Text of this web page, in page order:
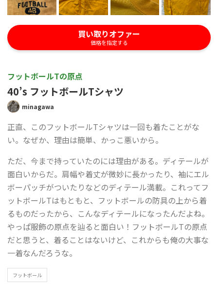
買い取りオファー
価格を指定する
フットボールTの原点
40’s フットボールTシャツ
minagawa
正直、このフットボールTシャツは一回も着たことがな
い。なぜか、理由は簡単、かっこ悪いから。
ただ、今まで持っていたのには理由がある。ディテールが
面白いからだ。肩幅や着丈が微妙に長かったり、袖にエル
ボーパッチがついたりなどのディテール満載。これってフ
ットボールTはもともと、フットボールの防具の上から着
るものだったから、こんなディテールになったんだよね。
やっぱ服飾の原点を辿ると面白い！フットボールTの原点
だと思うと、着ることはないけど、これからも俺の大事な
一着なんだろうな。
フットボール